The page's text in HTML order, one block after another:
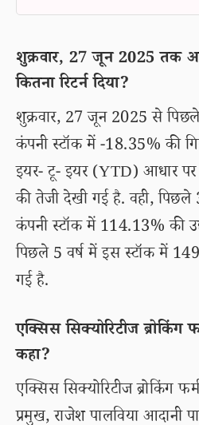
शुक्रवार, 27 जून 2025 तक
कितना रिटर्न दिया?
शुक्रवार, 27 जून 2025 से पिछले
कंपनी स्टॉक में -18.35% की
इयर- टू- इयर (YTD) आधार
की तेजी देखी गई है. वही, पिछले
कंपनी स्टॉक में 114.13% की
पिछले 5 वर्ष में इस स्टॉक में
गई है.
एक्सिस सिक्योरिटीज ब्रोकिंग
कहा?
एक्सिस सिक्योरिटीज ब्रोकिंग
प्रमुख, राजेश पालविया आदानी